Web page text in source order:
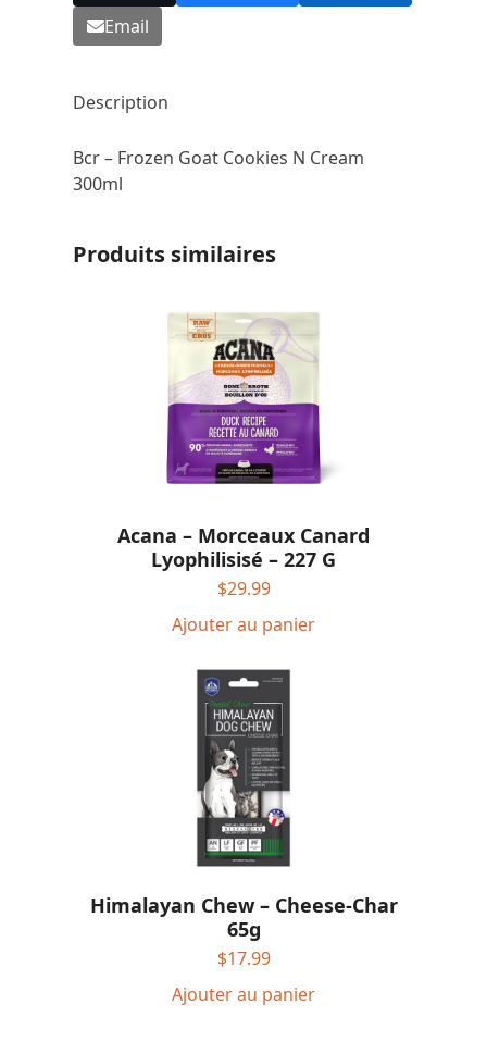
Email
Description
Bcr – Frozen Goat Cookies N Cream
300ml
Produits similaires
Acana – Morceaux Canard
Lyophilisisé – 227 G
$29.99
Ajouter au panier
Himalayan Chew – Cheese-Char
65g
$17.99
Ajouter au panier